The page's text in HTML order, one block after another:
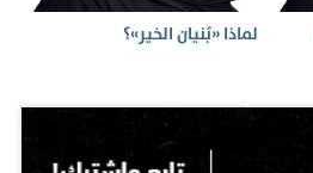
لماذا «بُنيان الخير»؟